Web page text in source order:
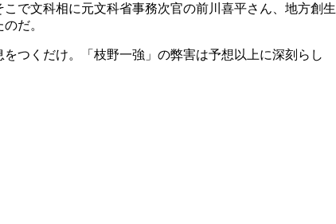
で文科相に元文科省事務次官の前川喜平さん、地方創生
だ。
つくだけ。「枝野一強」の弊害は予想以上に深刻らし